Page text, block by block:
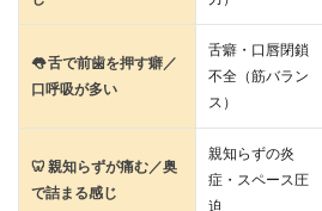
👅 舌で前歯を押す癖／
口呼吸が多い
舌癖・口唇閉鎖
不全（筋バラン
ス）
🦷 親知らずが痛む／奥
で詰まる感じ
親知らずの炎
症・スペース圧
迫